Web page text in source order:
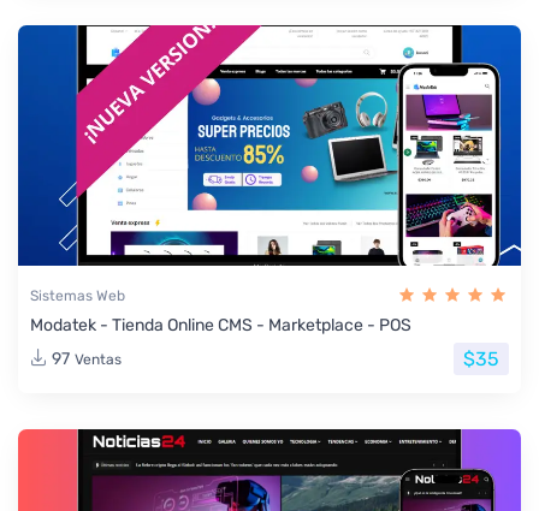
Sistemas Web
Modatek - Tienda Online CMS - Marketplace - POS
97 Ventas $35